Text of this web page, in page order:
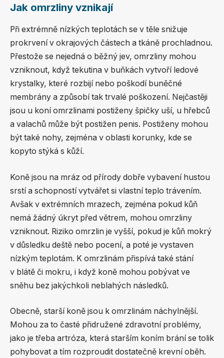
Jak omrzliny vznikají
Při extrémně nízkých teplotách se v těle snižuje
prokrvení v okrajových částech a tkáně prochladnou.
Přestože se nejedná o běžný jev, omrzliny mohou
vzniknout, když tekutina v buňkách vytvoří ledové
krystalky, které rozbijí nebo poškodí buněčné
membrány a způsobí tak trvalé poškození. Nejčastěji
jsou u koní omrzlinami postiženy špičky uší, u hřebců
a valachů může být postižen penis. Postiženy mohou
být také nohy, zejména v oblasti korunky, kde se
kopyto stýká s kůží.
Koně jsou na mráz od přírody dobře vybavení hustou
srstí a schopností vytvářet si vlastní teplo trávením.
Avšak v extrémních mrazech, zejména pokud kůň
nemá žádný úkryt před větrem, mohou omrzliny
vzniknout. Riziko omrzlin je vyšší, pokud je kůň mokrý
v důsledku deště nebo pocení, a poté je vystaven
nízkým teplotám. K omrzlinám přispívá také stání
v blátě či mokru, i když koně mohou pobývat ve
sněhu bez jakýchkoli neblahých následků.
Obecně, starší koně jsou k omrzlinám náchylnější.
Mohou za to časté přidružené zdravotní problémy,
jako je třeba artróza, která starším koním brání se tolik
pohybovat a tím rozproudit dostatečně krevní oběh.